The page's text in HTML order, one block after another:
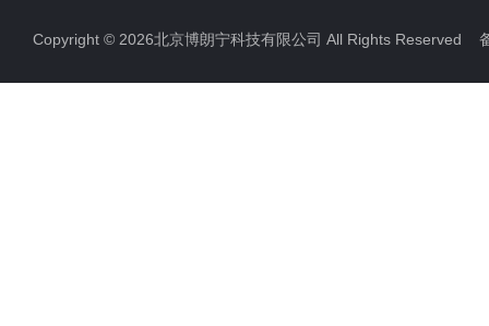
Copyright © 2026北京博朗宁科技有限公司 All Rights Reserved